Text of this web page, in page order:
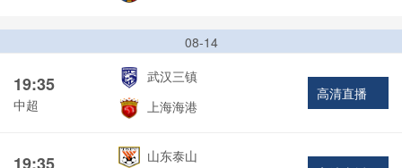
08-14
19:35
中超
武汉三镇
上海海港
高清直播
19:35
山东泰山